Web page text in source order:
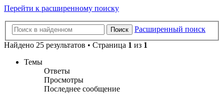
Перейти к расширенному поиску
Поиск
Расширенный поиск
Найдено 25 результатов • Страница 1 из 1
Темы
Ответы
Просмотры
Последнее сообщение